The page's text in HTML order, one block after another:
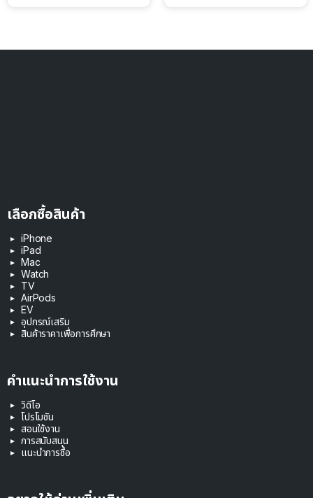
เลือกซื้อสินค้า
iPhone
iPad
Mac
Watch
TV
AirPods
EV
อุปกรณ์เสริม
สินค้าราคาเพื่อการศึกษา
คำแนะนำการใช้งาน
วิดีโอ
โปรโมชัน
สอนใช้งาน
การสนับสนุน
แนะนำการซื้อ